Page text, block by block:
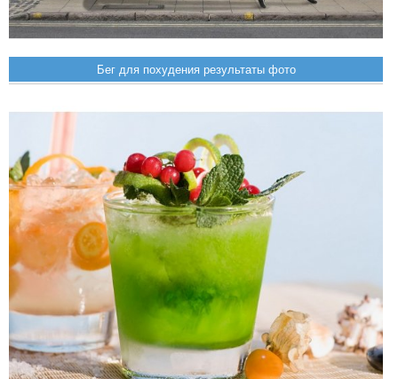
Бег для похудения результаты фото